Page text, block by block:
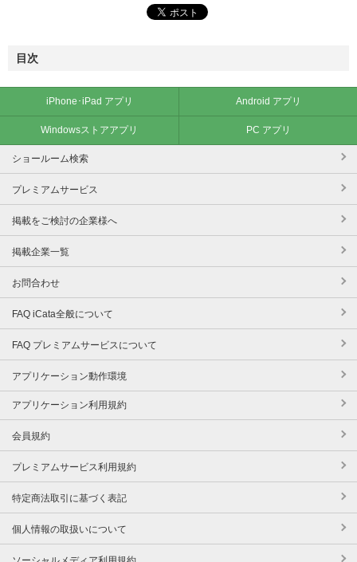
目次
iPhone･iPad アプリ Android アプリ
Windowsストアアプリ PC アプリ
ショールーム検索
プレミアムサービス
掲載をご検討の企業様へ
掲載企業一覧
お問合わせ
FAQ iCata全般について
FAQ プレミアムサービスについて
アプリケーション動作環境
アプリケーション利用規約
会員規約
プレミアムサービス利用規約
特定商法取引に基づく表記
個人情報の取扱いについて